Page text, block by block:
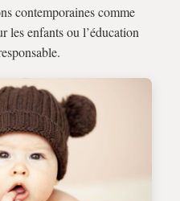
contemporaines comme
les enfants ou l’éducation